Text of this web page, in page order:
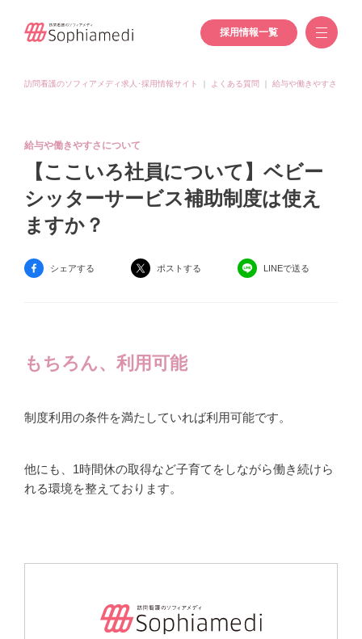
採用情報一覧
訪問看護のソフィアメディ求人･採用情報サイト よくある質問 給与や働きやすさにつ
給与や働きやすさについて
【ここいろ社員について】ベビー
シッターサービス補助制度は使え
ますか？
シェアする ポストする LINEで送る
もちろん、利用可能
制度利用の条件を満たしていれば利用可能です。
他にも、1時間休の取得など子育てをしながら働き続けら
れる環境を整えております。